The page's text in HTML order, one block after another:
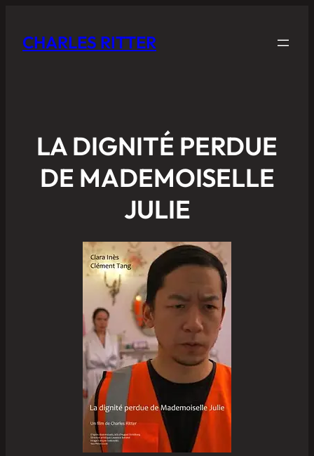
CHARLES RITTER
LA DIGNITÉ PERDUE
DE MADEMOISELLE
JULIE